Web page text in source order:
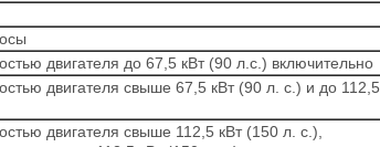
двигателя до 67,5 кВт (90 л.с.) включительно
двигателя свыше 67,5 кВт (90 л. с.) и до 112,5
двигателя свыше 112,5 кВт (150 л. с.),